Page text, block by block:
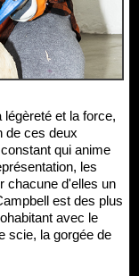
de ces deux
qui anime
les
chacune d'elles un
est des plus
avec le
scie, la gorgée de